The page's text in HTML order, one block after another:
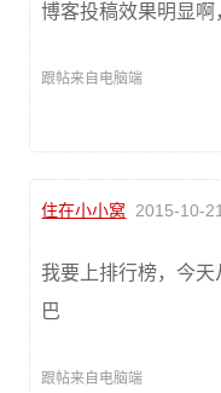
博客投稿效果明显
跟帖来自电脑端
住在小小窝 2015-10-
我要上排行榜，今
巴
跟帖来自电脑端